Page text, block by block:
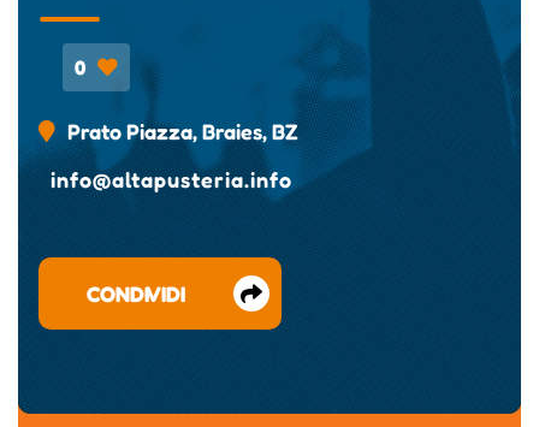
0
Prato Piazza, Braies, BZ
info@altapusteria.info
CONDIVIDI